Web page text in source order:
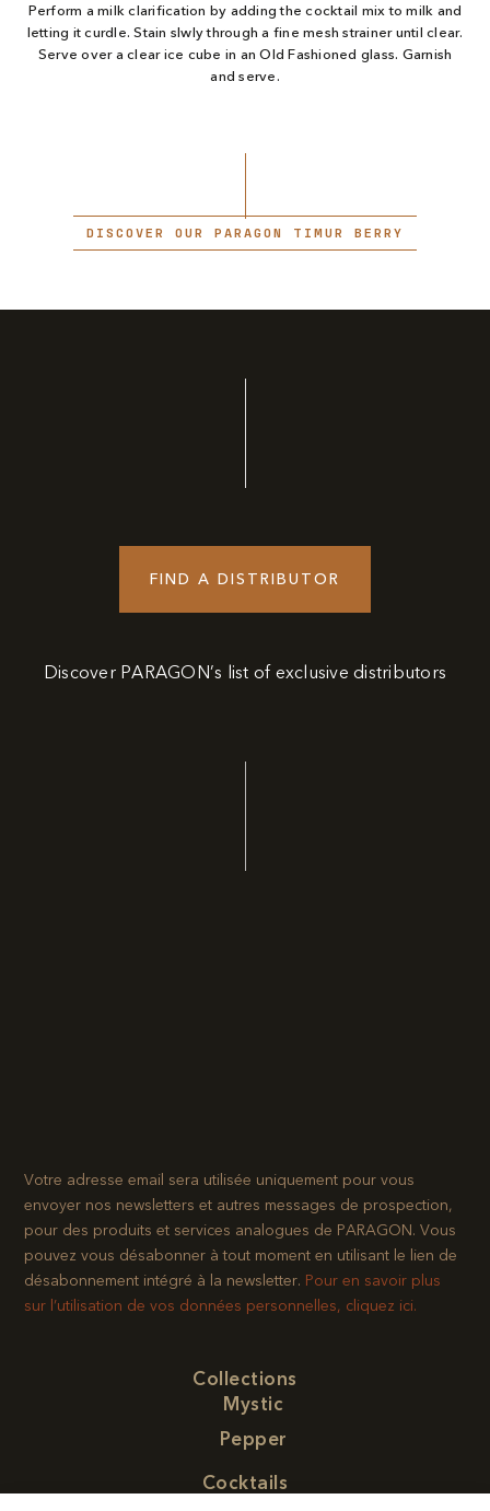
Perform a milk clarification by adding the cocktail mix to milk and
letting it curdle. Stain slwly through a fine mesh strainer until clear.
Serve over a clear ice cube in an Old Fashioned glass. Garnish
and serve.
DISCOVER OUR PARAGON TIMUR BERRY
FIND A DISTRIBUTOR
Discover PARAGON’s list of exclusive distributors
Votre adresse email sera utilisée uniquement pour vous
envoyer nos newsletters et autres messages de prospection,
pour des produits et services analogues de PARAGON. Vous
pouvez vous désabonner à tout moment en utilisant le lien de
désabonnement intégré à la newsletter.​ Pour en savoir plus
sur l’utilisation de vos données personnelles, cliquez ici.
Collections
Mystic
Pepper
Cocktails